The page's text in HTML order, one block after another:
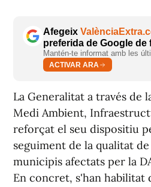
Afegeix
preferida de Google de
Mantén-te informat amb les
ACTIVAR ARA
La Generalitat a través de
Medi Ambient,
reforçat el seu dispositiu
seguiment de la qualitat
municipis afectats per la
En concret, s'han habilitat